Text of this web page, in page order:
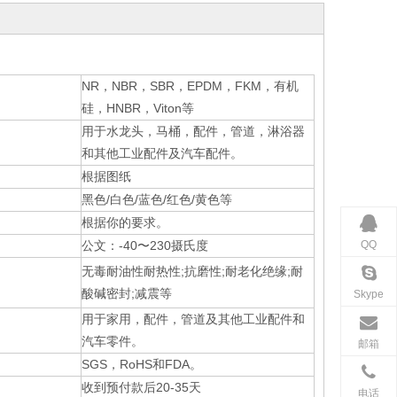
NR，NBR，SBR，EPDM，FKM，有机
硅，HNBR，Viton等
用于水龙头，马桶，配件，管道，淋浴器
和其他工业配件及汽车配件。
根据图纸
黑色/白色/蓝色/红色/黄色等
根据你的要求。
公文：-40〜230摄氏度
无毒耐油性耐热性;抗磨性;耐老化绝缘;耐
酸碱密封;减震等
用于家用，配件，管道及其他工业配件和
汽车零件。
SGS，RoHS和FDA。
收到预付款后20-35天
QQ
Skype
邮箱
电话